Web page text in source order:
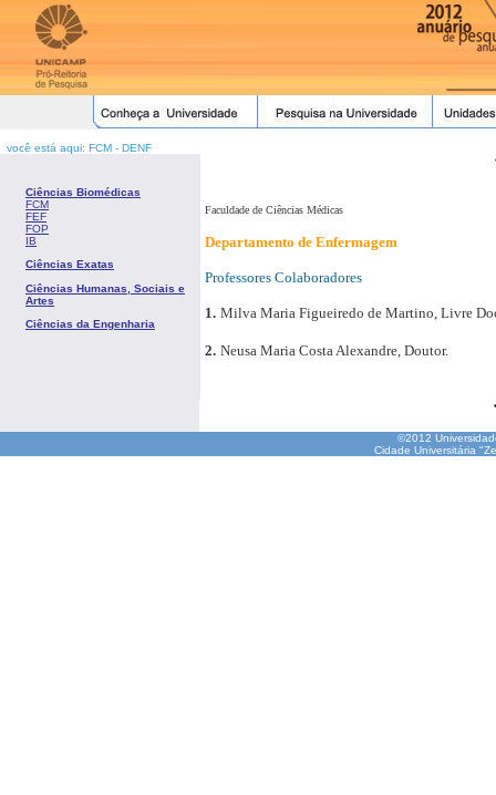
você está aqui: FCM - DENF
Ciências Biomédicas
FCM
FEF
FOP
IB
Ciências Exatas
Ciências Humanas, Sociais e
Artes
Ciências da Engenharia
Faculdade de Ciências Médicas
Departamento de Enfermagem
Professores Colaboradores
1. Milva Maria Figueiredo de Martino, Livre
2. Neusa Maria Costa Alexandre, Doutor.
©2012
Cidade Universitária